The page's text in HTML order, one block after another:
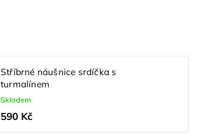
Stříbrné náušnice srdíčka s
turmalínem
Skladem
590 Kč